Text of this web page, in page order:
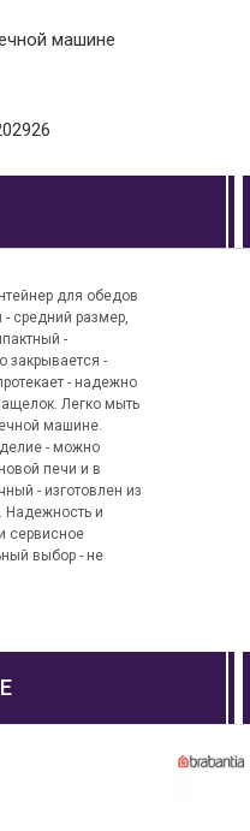
машине
для обедов
средний размер,
-
закрывается -
- надежно
Легко мыть
машине.
- можно
печи и в
- изготовлен из
Надежность и
сервисное
выбор - не